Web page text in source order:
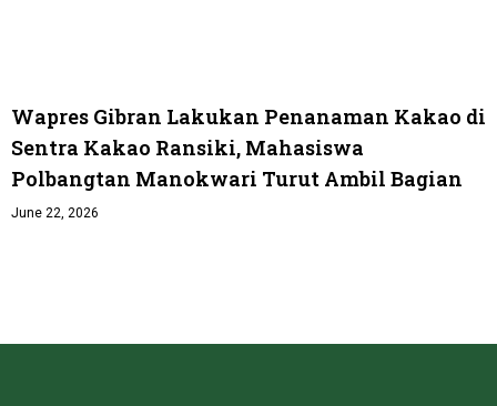
Wapres Gibran Lakukan Penanaman Kakao di
Sentra Kakao Ransiki, Mahasiswa
Polbangtan Manokwari Turut Ambil Bagian
June 22, 2026